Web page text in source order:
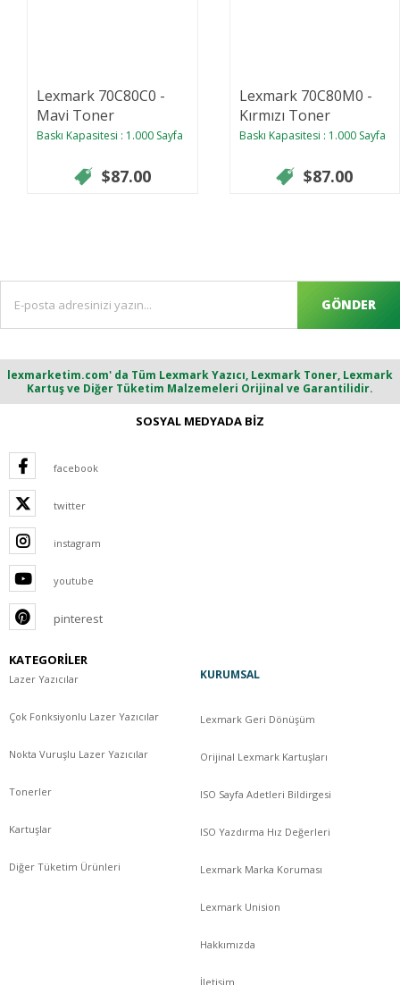
Lexmark 70C80C0 -
Mavi Toner
Baskı Kapasitesi : 1.000 Sayfa
$87.00
Lexmark 70C80M0 -
Kırmızı Toner
Baskı Kapasitesi : 1.000 Sayfa
$87.00
GÖNDER
lexmarketim.com' da Tüm Lexmark Yazıcı, Lexmark Toner, Lexmark
Kartuş ve Diğer Tüketim Malzemeleri Orijinal ve Garantilidir.
SOSYAL MEDYADA BİZ
facebook
twitter
instagram
youtube
pinterest
KATEGORİLER
Lazer Yazıcılar
Çok Fonksiyonlu Lazer Yazıcılar
Nokta Vuruşlu Lazer Yazıcılar
Tonerler
Kartuşlar
Diğer Tüketim Ürünleri
KURUMSAL
Lexmark Geri Dönüşüm
Orijinal Lexmark Kartuşları
ISO Sayfa Adetleri Bildirgesi
ISO Yazdırma Hız Değerleri
Lexmark Marka Koruması
Lexmark Unision
Hakkımızda
İletişim